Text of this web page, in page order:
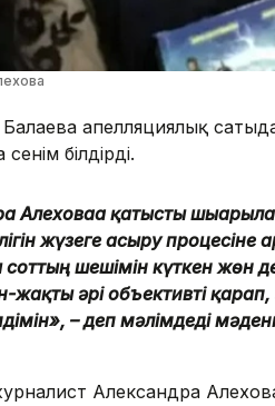
апелляциялық
білдірді.
Алеховаға қатысты
жүзеге асыру процесіне
шешімін күткен жөн
әрі объективті
– деп мәлімдеді
Александра